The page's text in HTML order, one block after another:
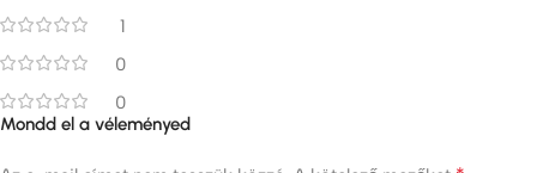
1
0
0
Mondd el a véleményed